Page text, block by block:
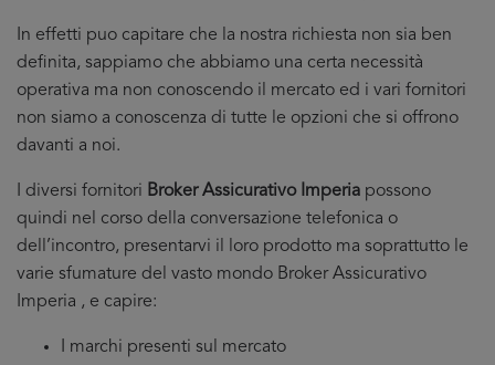
In effetti puo capitare che la nostra richiesta non sia ben
definita, sappiamo che abbiamo una certa necessità
operativa ma non conoscendo il mercato ed i vari fornitori
non siamo a conoscenza di tutte le opzioni che si offrono
davanti a noi.
I diversi fornitori Broker Assicurativo Imperia possono
quindi nel corso della conversazione telefonica o
dell’incontro, presentarvi il loro prodotto ma soprattutto le
varie sfumature del vasto mondo Broker Assicurativo
Imperia , e capire:
I marchi presenti sul mercato